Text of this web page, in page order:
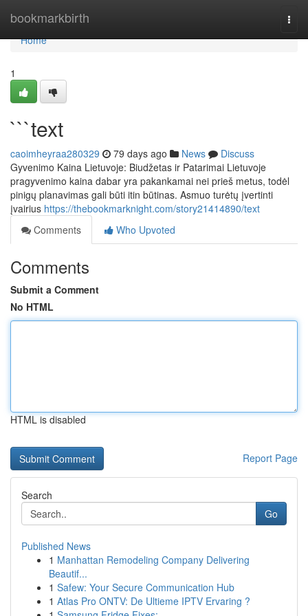
bookmarkbirth
Home
Home
1
```text
caoimheyraa280329 79 days ago News
Discuss
Gyvenimo Kaina Lietuvoje: Biudžetas ir Patarimai Lietuvoje
pragyvenimo kaina dabar yra pakankamai nei prieš metus, todėl
pinigų planavimas gali būti itin būtinas. Asmuo turėtų įvertinti
įvairius https://thebookmarknight.com/story21414890/text
Comments
Who Upvoted
Comments
Submit a Comment
No HTML
HTML is disabled
Report Page
Search
Go
Published News
1 Manhattan Remodeling Company Delivering
Beautif...
1 Safew: Your Secure Communication Hub
1 Atlas Pro ONTV: De Ultieme IPTV Ervaring ?